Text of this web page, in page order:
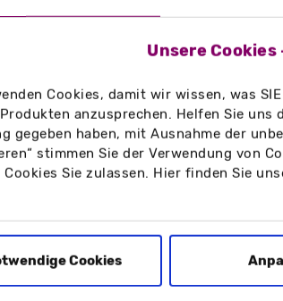
Unsere
Cookies, damit wir wissen, was
anzusprechen. Helfen Sie uns
gegeben haben, mit Ausnahme der
stimmen Sie der Verwendung von
Cookies Sie zulassen. Hier finden Sie
Cookies
m²
Rezeption, Bars, Öffentliche
zu Hygieneregeln, aktuelle